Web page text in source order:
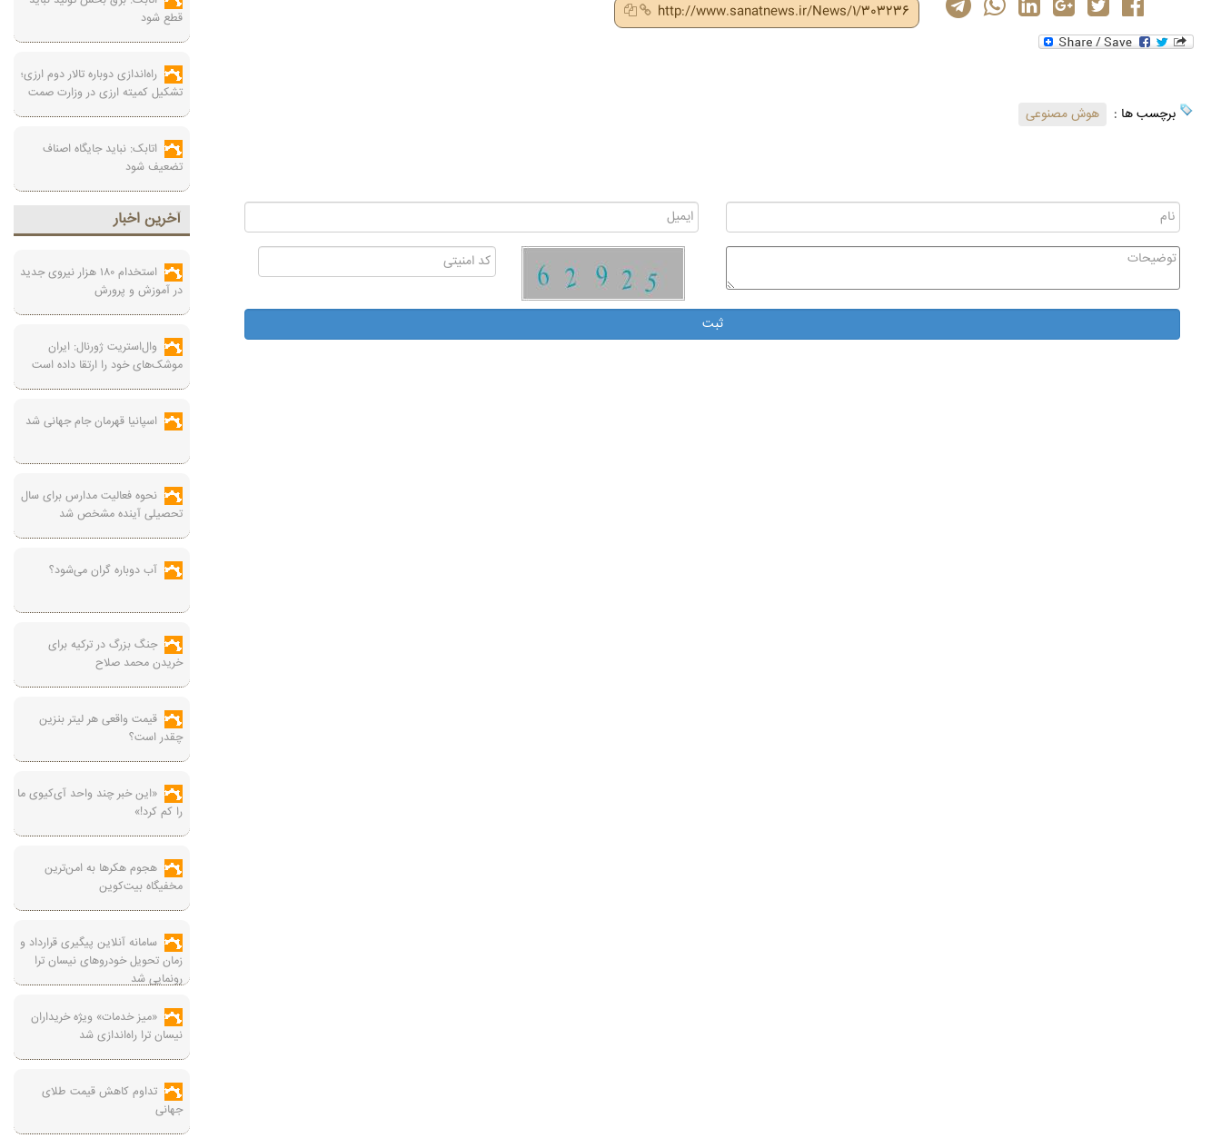
http://www.sanatnews.ir/News/1/303236
برچسب ها : هوش مصنوعی
قطع شود
راه‌اندازی دوباره تالار دوم ارزی؛
تشکیل کمیته ارزی در وزارت صمت
اتابک: نباید جایگاه اصناف
تضعیف شود
آخرين اخبار
استخدام ۱۸۰ هزار نیروی جدید
در آموزش‌ و پرورش
وال‌استریت ژورنال: ایران
موشک‌های خود را ارتقا داده است
اسپانیا قهرمان جام جهانی شد
نحوه فعالیت مدارس برای سال
تحصیلی آینده مشخص شد
آب دوباره گران می‌شود؟
جنگ بزرگ در ترکیه برای
خریدن محمد صلاح
قیمت واقعی هر لیتر بنزین
چقدر است؟
«این خبر چند واحد آی‌کیوی ما
را کم کرد!»
هجوم هکرها به امن‌ترین
مخفیگاه بیت‌کوین
سامانه آنلاین پیگیری قرارداد‌ و
زمان تحویل خودرو‌های نیسان ترا
رونمایی شد
«میز خدمات» ویژه خریداران
نیسان ترا راه‌اندازی شد
تداوم کاهش قیمت طلای
جهانی